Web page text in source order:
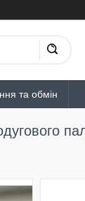
та обмін